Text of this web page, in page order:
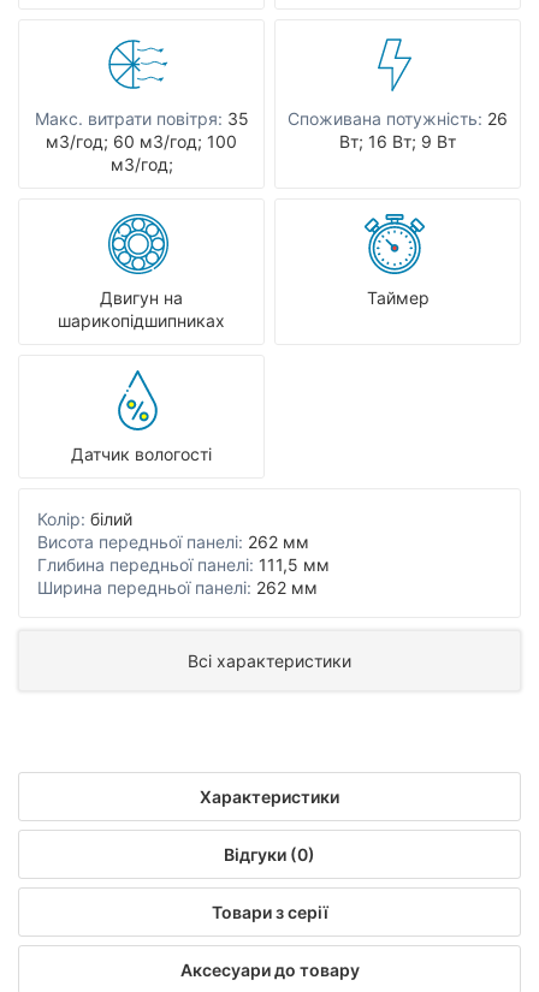
Макс. витрати повітря: З5
мЗ/год; 60 мЗ/год; 100
мЗ/год;
Споживана потужність: 26
Вт; 16 Вт; 9 Вт
Двигун на
шарикопідшипниках
Таймер
Датчик вологості
Колір: білий
Висота передньої панелі: 262 мм
Глибина передньої панелі: 111,5 мм
Ширина передньої панелі: 262 мм
Всі характеристики
Характеристики
Відгуки (0)
Товари з серії
Аксесуари до товару